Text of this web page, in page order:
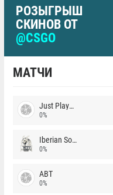
РОЗЫГРЫШ
СКИНОВ ОТ
@CSGO
МАТЧИ
Just Players
0%
Iberian Soul
0%
ABT
0%